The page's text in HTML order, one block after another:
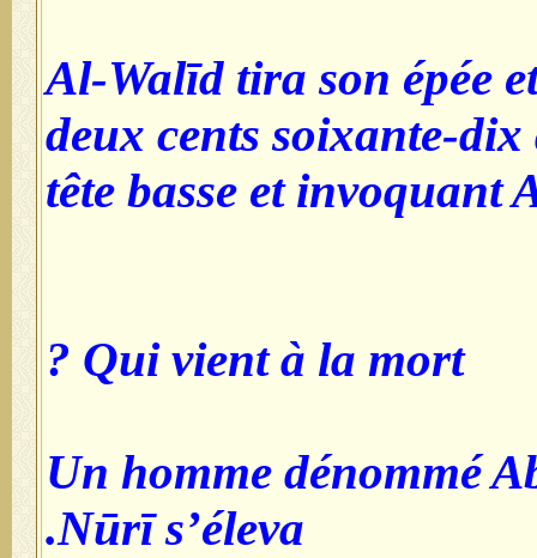
Al-Walīd tira son épée
deux cents soixante-dix
tête basse et invoquant
Qui vient à la mort ?
Un homme dénommé
Nūrī s’éleva.